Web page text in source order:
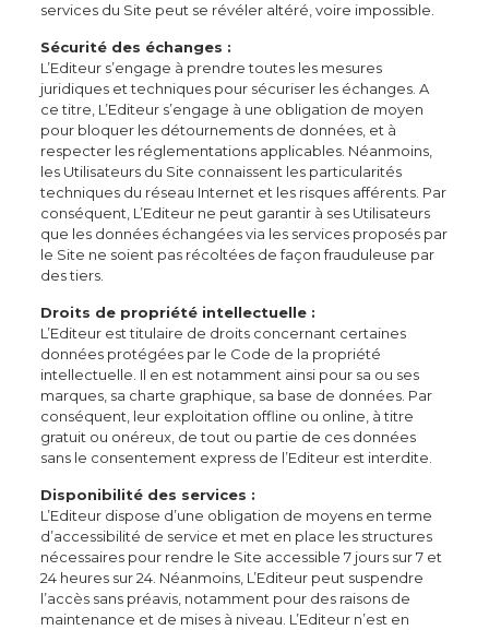
services du Site peut se révéler altéré, voire impossible.
Sécurité des échanges :
L’Editeur s’engage à prendre toutes les mesures
juridiques et techniques pour sécuriser les échanges. A
ce titre, L’Editeur s’engage à une obligation de moyen
pour bloquer les détournements de données, et à
respecter les réglementations applicables. Néanmoins,
les Utilisateurs du Site connaissent les particularités
techniques du réseau Internet et les risques afférents. Par
conséquent, L’Editeur ne peut garantir à ses Utilisateurs
que les données échangées via les services proposés par
le Site ne soient pas récoltées de façon frauduleuse par
des tiers.
Droits de propriété intellectuelle :
L’Editeur est titulaire de droits concernant certaines
données protégées par le Code de la propriété
intellectuelle. Il en est notamment ainsi pour sa ou ses
marques, sa charte graphique, sa base de données. Par
conséquent, leur exploitation offline ou online, à titre
gratuit ou onéreux, de tout ou partie de ces données
sans le consentement express de l’Editeur est interdite.
Disponibilité des services :
L’Editeur dispose d’une obligation de moyens en terme
d’accessibilité de service et met en place les structures
nécessaires pour rendre le Site accessible 7 jours sur 7 et
24 heures sur 24. Néanmoins, L’Editeur peut suspendre
l’accès sans préavis, notamment pour des raisons de
maintenance et de mises à niveau. L’Editeur n’est en